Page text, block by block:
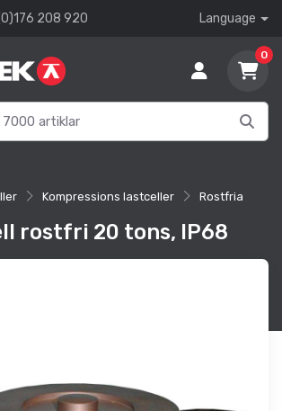
208 920 Language
0
Kompressions lastceller Rostfria
rostfri 20 tons, IP68